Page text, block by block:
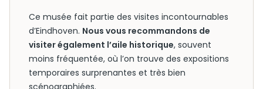
Ce musée fait partie des visites incontournables
d’Eindhoven. Nous vous recommandons de
visiter également l’aile historique, souvent
moins fréquentée, où l’on trouve des expositions
temporaires surprenantes et très bien
scénographiées.